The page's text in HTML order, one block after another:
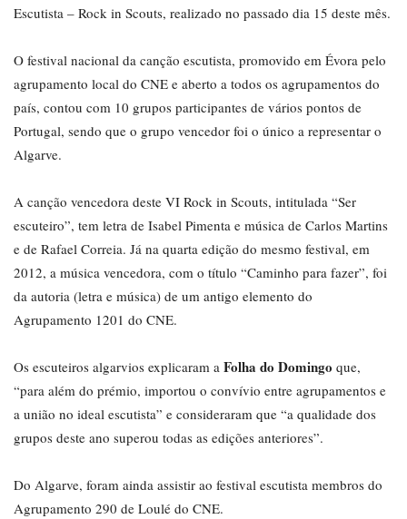
Escutista – Rock in Scouts, realizado no passado dia 15 deste mês.
O festival nacional da canção escutista, promovido em Évora pelo
agrupamento local do CNE e aberto a todos os agrupamentos do
país, contou com 10 grupos participantes de vários pontos de
Portugal, sendo que o grupo vencedor foi o único a representar o
Algarve.
A canção vencedora deste VI Rock in Scouts, intitulada “Ser
escuteiro”, tem letra de Isabel Pimenta e música de Carlos Martins
e de Rafael Correia. Já na quarta edição do mesmo festival, em
2012, a música vencedora, com o título “Caminho para fazer”, foi
da autoria (letra e música) de um antigo elemento do
Agrupamento 1201 do CNE.
Os escuteiros algarvios explicaram a Folha do Domingo que,
“para além do prémio, importou o convívio entre agrupamentos e
a união no ideal escutista” e consideraram que “a qualidade dos
grupos deste ano superou todas as edições anteriores”.
Do Algarve, foram ainda assistir ao festival escutista membros do
Agrupamento 290 de Loulé do CNE.